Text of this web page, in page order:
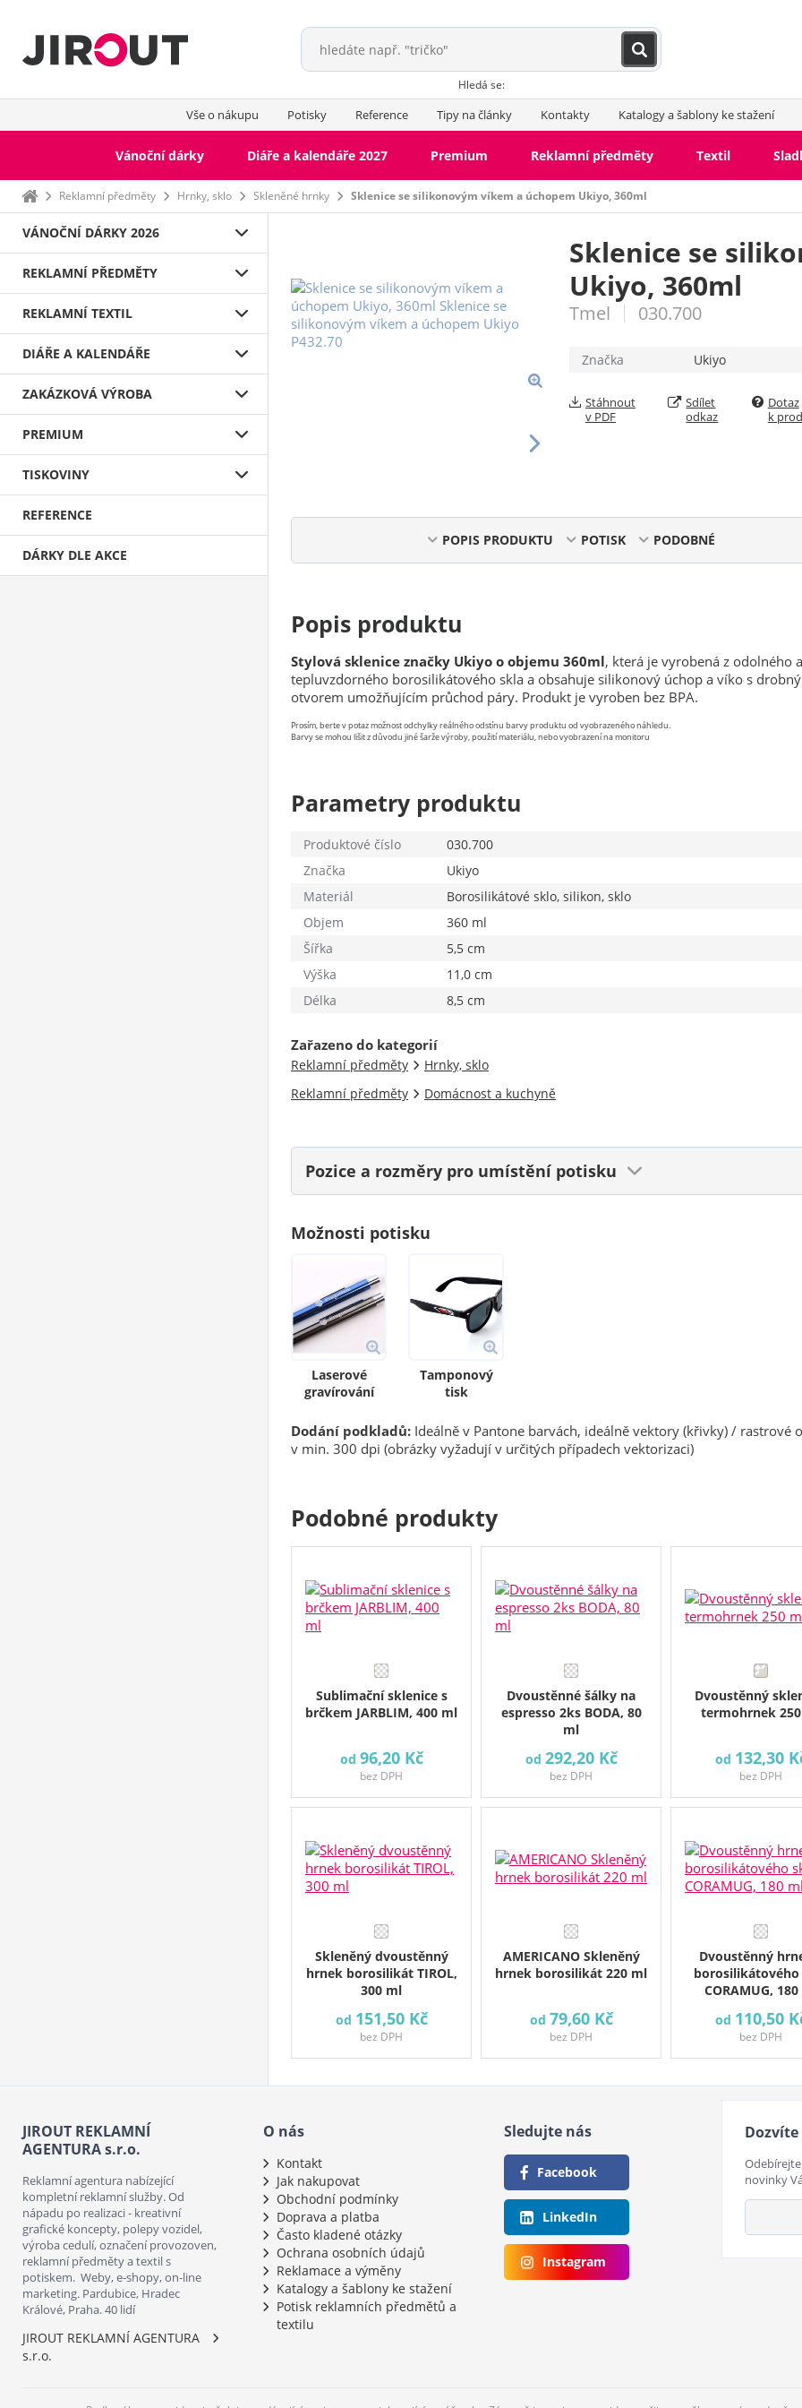
Hledá se:
Vše o nákupu Potisky Reference Tipy na články Kontakty Katalogy a šablony ke stažení
Vánoční dárky Diáře a kalendáře 2027 Premium Reklamní předměty Textil
Domů Reklamní předměty Hrnky, sklo Skleněné hrnky Sklenice se silikonovým víkem a úchopem Ukiyo, 360ml
VÁNOČNÍ DÁRKY 2026
REKLAMNÍ PŘEDMĚTY
REKLAMNÍ TEXTIL
DIÁŘE A KALENDÁŘE
ZAKÁZKOVÁ VÝROBA
PREMIUM
TISKOVINY
REFERENCE
DÁRKY DLE AKCE
Sklenice se
Ukiyo, 360ml
Tmel 030.700
Značka Ukiyo
Stáhnout
v PDF
Sdílet
odkaz
Dotaz
k
POPIS PRODUKTU POTISK PODOBNÉ
Popis produktu
Stylová sklenice značky Ukiyo o objemu 360ml, která je vyrobená z odolného a
tepluvzdorného borosilikátového skla a obsahuje silikonový úchop a víko s
otvorem umožňujícím průchod páry. Produkt je vyroben bez BPA.
Prosím, berte v potaz možnost odchylky reálného odstínu barvy produktu od vyobrazeného náhledu.
Barvy se mohou lišit z důvodu jiné šarže výroby, použití materiálu, nebo vyobrazení na monitoru
Parametry produktu
Produktové číslo
030.700
Značka
Ukiyo
Materiál
Borosilikátové sklo, silikon, sklo
Objem
360 ml
Šířka
5,5 cm
Výška
11,0 cm
Délka
8,5 cm
Zařazeno do kategorií
Reklamní předměty
Hrnky, sklo
Reklamní předměty
Domácnost a kuchyně
Pozice a rozměry pro umístění potisku
Možnosti potisku
Laserové
gravírování
Tamponový
tisk
Dodání podkladů: Ideálně v Pantone barvách, ideálně vektory (křivky) / rastrové
v min. 300 dpi (obrázky vyžadují v určitých případech vektorizaci)
Podobné produkty
Sublimační sklenice s
brčkem JARBLIM, 400 ml
od 96,20 Kč
bez DPH
Dvoustěnné šálky na
espresso 2ks BODA, 80
ml
od 292,20 Kč
bez DPH
Dvoustěnný
termohrnek
od 132,30
bez DPH
Skleněný dvoustěnný
hrnek borosilikát TIROL,
300 ml
od 151,50 Kč
bez DPH
AMERICANO Skleněný
hrnek borosilikát 220 ml
od 79,60 Kč
bez DPH
Dvoustěnný
borosilikátového
CORAMUG,
od 110,50
bez DPH
JIROUT REKLAMNÍ
AGENTURA s.r.o.
Reklamní agentura nabízející
kompletní reklamní služby. Od
nápadu po realizaci - kreativní
grafické koncepty, polepy vozidel,
výroba cedulí, označení provozoven,
reklamní předměty a textil s
potiskem. Weby, e-shopy, on-line
marketing. Pardubice, Hradec
Králové, Praha. 40 lidí
JIROUT REKLAMNÍ AGENTURA
s.r.o.
O nás
Kontakt
Jak nakupovat
Obchodní podmínky
Doprava a platba
Často kladené otázky
Ochrana osobních údajů
Reklamace a výměny
Katalogy a šablony ke stažení
Potisk reklamních předmětů a
textilu
Sledujte nás
Facebook
LinkedIn
Instagram
novinky